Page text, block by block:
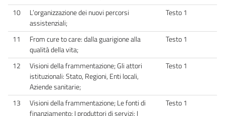
10
L’organizzazione dei nuovi percorsi
assistenziali;
Testo 1
11
From cure to care: dalla guarigione alla
qualità della vita;
Testo 1
12
Visioni della frammentazione; Gli attori
istituzionali: Stato, Regioni, Enti locali,
Aziende sanitarie;
Testo 1
13
Visioni della frammentazione; Le fonti di
finanziamento: I produttori di servizi; I
Testo 1